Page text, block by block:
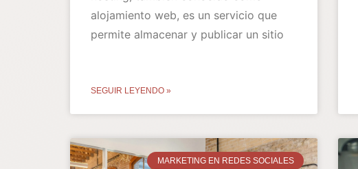
alojamiento web, es un servicio que
permite almacenar y publicar un sitio
SEGUIR LEYENDO »
MARKETING EN REDES SOCIALES